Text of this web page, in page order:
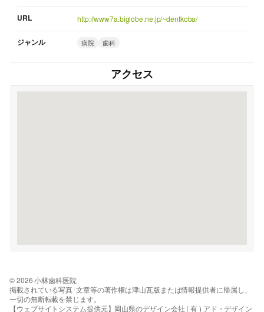
URL http://www7a.biglobe.ne.jp/~dentkoba/
ジャンル 病院 歯科
アクセス
© 2026 小林歯科医院
掲載されている写真･文章等の著作権は津山瓦版または情報提供者に帰属し、
一切の無断転載を禁じます。
【ウェブサイトシステム提供元】岡山県のデザイン会社 ( 有 ) アド・デザイン